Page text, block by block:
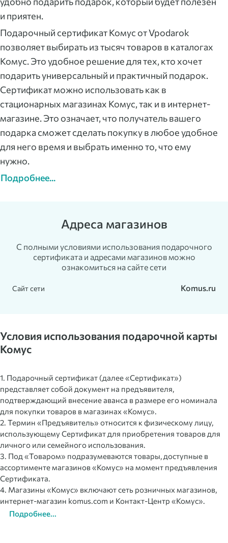
и приятен.
Подарочный сертификат Комус от Vpodarok
позволяет выбирать из тысяч товаров в каталогах
Комус. Это удобное решение для тех, кто хочет
подарить универсальный и практичный подарок.
Сертификат можно использовать как в
стационарных магазинах Комус, так и в интернет-
магазине. Это означает, что получатель вашего
подарка сможет сделать покупку в любое удобное
для него время и выбрать именно то, что ему
нужно.
Подробнее...
Адреса магазинов
С полными условиями использования подарочного
сертификата и адресами магазинов можно
ознакомиться на сайте сети
Сайт сети Komus.ru
Условия использования подарочной карты
Комус
1. Подарочный сертификат (далее «Сертификат»)
представляет собой документ на предъявителя,
подтверждающий внесение аванса в размере его номинала
для покупки товаров в магазинах «Комус».
2. Термин «Предъявитель» относится к физическому лицу,
использующему Сертификат для приобретения товаров для
личного или семейного использования.
3. Под «Товаром» подразумеваются товары, доступные в
ассортименте магазинов «Комус» на момент предъявления
Сертификата.
4. Магазины «Комус» включают сеть розничных магазинов,
интернет-магазин komus.com и Контакт-Центр «Комус».
Подробнее...